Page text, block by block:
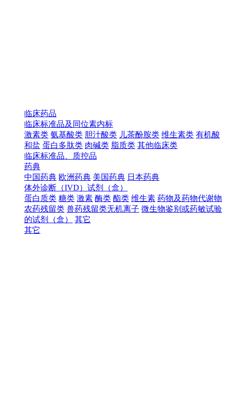
临床药品
临床标准品及同位素内标
激素类 氨基酸类 胆汁酸类 儿茶酚胺类 维生素类 有机酸
和盐 蛋白多肽类 肉碱类 脂质类 其他临床类
临床标准品、质控品
药典
中国药典 欧洲药典 美国药典 日本药典
体外诊断（IVD）试剂（盒）
蛋白质类 糖类 激素 酶类 酯类 维生素 药物及药物代谢物
农药残留类 兽药残留类无机离子 微生物鉴别或药敏试验
的试剂（盒）
其它
其它